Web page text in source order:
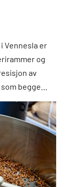
Vennesla er
og
av
begge…